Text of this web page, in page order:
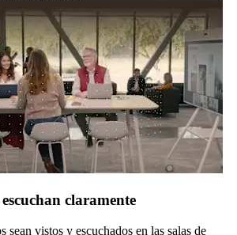
claramente
sean vistos y escuchados en las salas de